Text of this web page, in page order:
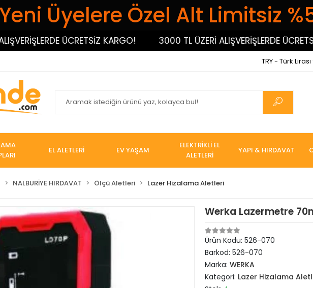
Yeni Üyelere Özel Alt Limitsiz
ÜCRETSİZ KARGO! 3000 TL ÜZERİ ALIŞVERİŞLERDE ÜCRETSİZ
TRY - Türk Lirası
EL ALETLERİ EV YAŞAM
ELEKTRİKLİ EL
ALETLERİ
YAPI & HIRDAVAT
NALBURİYE HIRDAVAT Ölçü Aletleri Lazer Hizalama Aletleri
Werka Lazermetre
Ürün Kodu: 526-070
Barkod: 526-070
Marka: WERKA
Kategori: Lazer Hizalama